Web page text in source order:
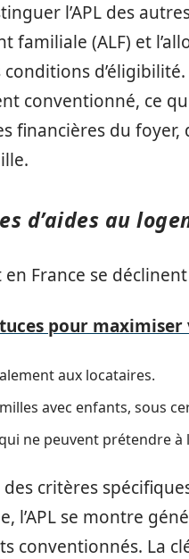
l’APL des
familiale (ALF) et
conventionné, ce
financières du
d’aides au
France se
pour
aux locataires.
avec enfants, sous
ne peuvent prétendre à
critères
l’APL se montre
conventionnés. La